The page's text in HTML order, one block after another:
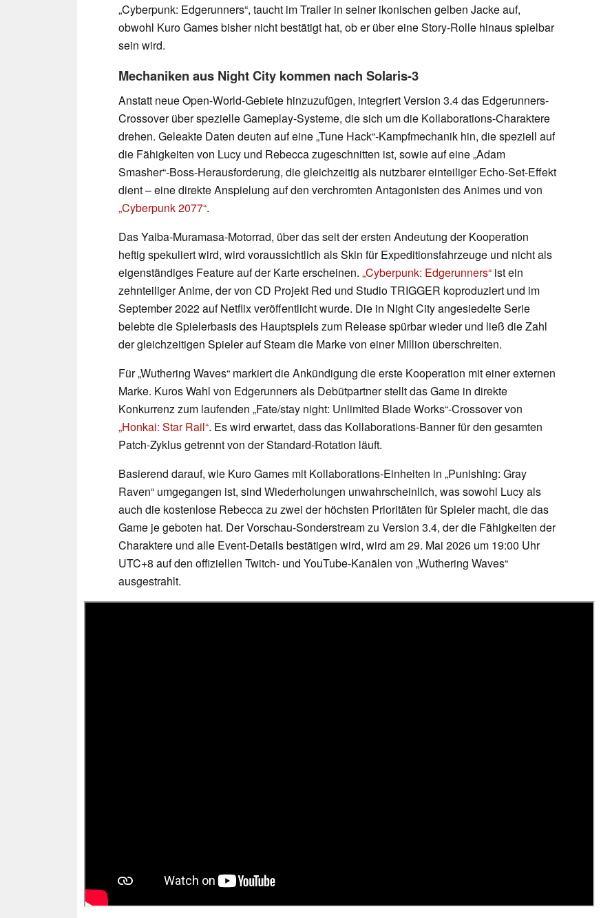
„Cyberpunk: Edgerunners“, taucht im Trailer in seiner ikonischen gelben Jacke auf,
obwohl Kuro Games bisher nicht bestätigt hat, ob er über eine Story-Rolle hinaus spielbar
sein wird.
Mechaniken aus Night City kommen nach Solaris-3
Anstatt neue Open-World-Gebiete hinzuzufügen, integriert Version 3.4 das Edgerunners-
Crossover über spezielle Gameplay-Systeme, die sich um die Kollaborations-Charaktere
drehen. Geleakte Daten deuten auf eine „Tune Hack“-Kampfmechanik hin, die speziell auf
die Fähigkeiten von Lucy und Rebecca zugeschnitten ist, sowie auf eine „Adam
Smasher“-Boss-Herausforderung, die gleichzeitig als nutzbarer einteiliger Echo-Set-Effekt
dient – eine direkte Anspielung auf den verchromten Antagonisten des Animes und von
„Cyberpunk 2077“.
Das Yaiba-Muramasa-Motorrad, über das seit der ersten Andeutung der Kooperation
heftig spekuliert wird, wird voraussichtlich als Skin für Expeditionsfahrzeuge und nicht als
eigenständiges Feature auf der Karte erscheinen. „Cyberpunk: Edgerunners“ ist ein
zehnteiliger Anime, der von CD Projekt Red und Studio TRIGGER koproduziert und im
September 2022 auf Netflix veröffentlicht wurde. Die in Night City angesiedelte Serie
belebte die Spielerbasis des Hauptspiels zum Release spürbar wieder und ließ die Zahl
der gleichzeitigen Spieler auf Steam die Marke von einer Million überschreiten.
Für „Wuthering Waves“ markiert die Ankündigung die erste Kooperation mit einer externen
Marke. Kuros Wahl von Edgerunners als Debütpartner stellt das Game in direkte
Konkurrenz zum laufenden „Fate/stay night: Unlimited Blade Works“-Crossover von
„Honkai: Star Rail“. Es wird erwartet, dass das Kollaborations-Banner für den gesamten
Patch-Zyklus getrennt von der Standard-Rotation läuft.
Basierend darauf, wie Kuro Games mit Kollaborations-Einheiten in „Punishing: Gray
Raven“ umgegangen ist, sind Wiederholungen unwahrscheinlich, was sowohl Lucy als
auch die kostenlose Rebecca zu zwei der höchsten Prioritäten für Spieler macht, die das
Game je geboten hat. Der Vorschau-Sonderstream zu Version 3.4, der die Fähigkeiten der
Charaktere und alle Event-Details bestätigen wird, wird am 29. Mai 2026 um 19:00 Uhr
UTC+8 auf den offiziellen Twitch- und YouTube-Kanälen von „Wuthering Waves“
ausgestrahlt.